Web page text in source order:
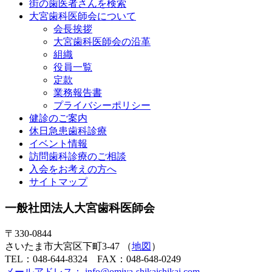
街の歯医者さんを検索
大宮歯科医師会について
会長挨拶
大宮歯科医師会の沿革
組織
役員一覧
定款
業務報告書
プライバシーポリシー
健診のご案内
休日急患歯科診療
イベント情報
訪問歯科診療のご相談
入会をお考えの方へ
サイトマップ
一般社団法人大宮歯科医師会
〒330-0844
さいたま市大宮区下町3-47 （地図 ）
TEL：048-644-8324 FAX：048-648-0249